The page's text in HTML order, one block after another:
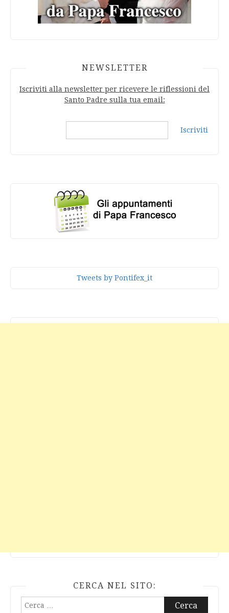
NEWSLETTER
Iscriviti alla newsletter per ricevere le riflessioni del
Santo Padre sulla tua email:
Iscriviti
Tweets by Pontifex_it
CERCA NEL SITO:
Ricerca